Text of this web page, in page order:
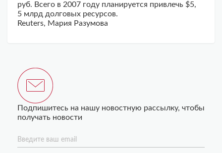
руб. Всего в 2007 году планируется привлечь $5,
5 млрд долговых ресурсов.
Reuters, Мария Разумова
Подпишитесь на нашу новостную рассылку, чтобы
получать новости
Введите ваш email